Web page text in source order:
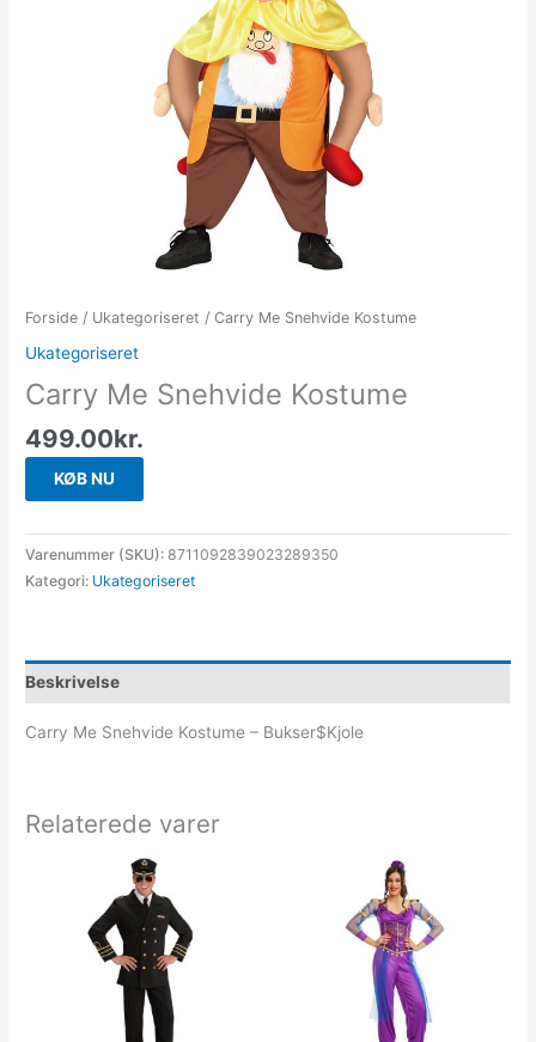
Forside / Ukategoriseret / Carry Me Snehvide Kostume
Ukategoriseret
Carry Me Snehvide Kostume
499.00kr.
KØB NU
Varenummer (SKU):8711092839023289350
Kategori: Ukategoriseret
Beskrivelse
Carry Me Snehvide Kostume – Bukser$Kjole
Relaterede varer